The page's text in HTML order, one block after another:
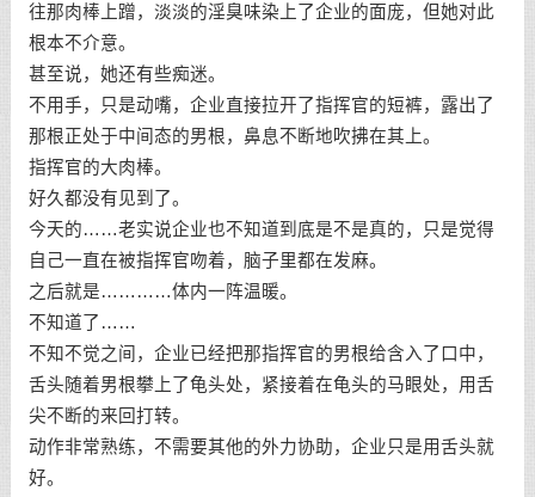
往那肉棒上蹭，淡淡的淫臭味染上了企业的面庞，但她对此
根本不介意。
甚至说，她还有些痴迷。
不用手，只是动嘴，企业直接拉开了指挥官的短裤，露出了
那根正处于中间态的男根，鼻息不断地吹拂在其上。
指挥官的大肉棒。
好久都没有见到了。
今天的……老实说企业也不知道到底是不是真的，只是觉得
自己一直在被指挥官吻着，脑子里都在发麻。
之后就是…………体内一阵温暖。
不知道了……
不知不觉之间，企业已经把那指挥官的男根给含入了口中，
舌头随着男根攀上了龟头处，紧接着在龟头的马眼处，用舌
尖不断的来回打转。
动作非常熟练，不需要其他的外力协助，企业只是用舌头就
好。